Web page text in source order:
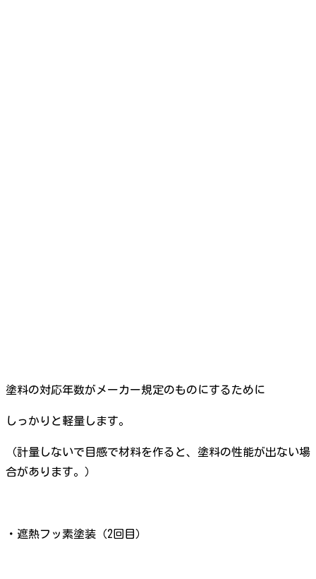
塗料の対応年数がメーカー規定のものにするために
しっかりと軽量します。
（計量しないで目感で材料を作ると、塗料の性能が出ない場
合があります。）
・遮熱フッ素塗装（2回目）